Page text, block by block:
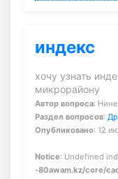
индекс
хочу узнать
микрорайону
Автор вопроса:
Раздел вопросов:
Опубликовано: 12
Notice: Undefined
-80awam.kz/core/